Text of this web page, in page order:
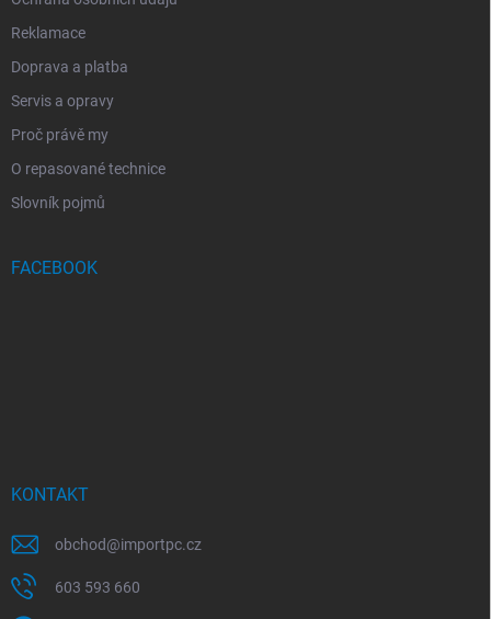
Reklamace
Doprava a platba
Servis a opravy
Proč právě my
O repasované technice
Slovník pojmů
FACEBOOK
KONTAKT
obchod@importpc.cz
603 593 660